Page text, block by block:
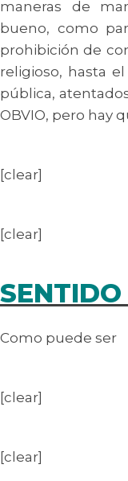
maneras de
bueno, como
prohibición de
religioso, hasta
pública,
OBVIO, pero hay
[clear]
[clear]
Como puede ser
[clear]
[clear]